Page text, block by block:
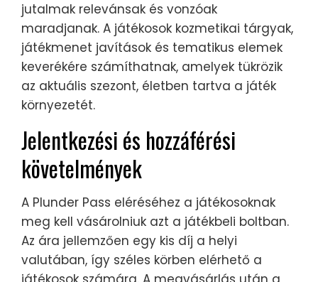
jutalmak relevánsak és vonzóak
maradjanak. A játékosok kozmetikai tárgyak,
játékmenet javítások és tematikus elemek
keverékére számíthatnak, amelyek tükrözik
az aktuális szezont, életben tartva a játék
környezetét.
Jelentkezési és hozzáférési
követelmények
A Plunder Pass eléréséhez a játékosoknak
meg kell vásárolniuk azt a játékbeli boltban.
Az ára jellemzően egy kis díj a helyi
valutában, így széles körben elérhető a